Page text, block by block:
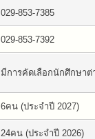
029-853-7385
029-853-7392
มีการคัดเลือกนักศึกษาต่
6คน (ประจำปี 2027)
24คน (ประจำปี 2026)